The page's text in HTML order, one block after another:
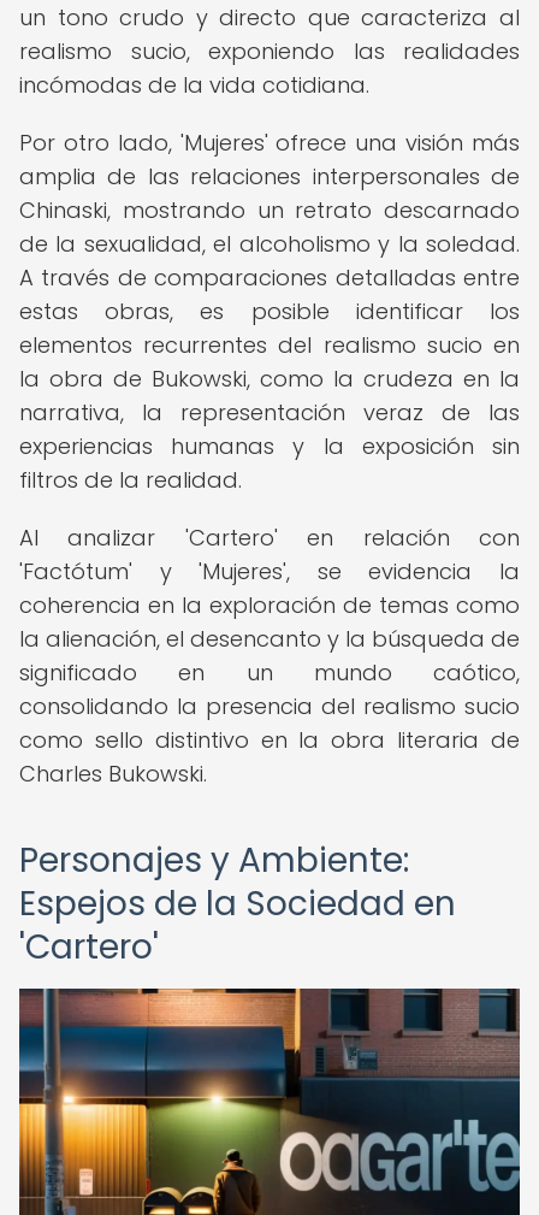
un tono crudo y directo que caracteriza al
realismo sucio, exponiendo las realidades
incómodas de la vida cotidiana.
Por otro lado, 'Mujeres' ofrece una visión más
amplia de las relaciones interpersonales de
Chinaski, mostrando un retrato descarnado
de la sexualidad, el alcoholismo y la soledad.
A través de comparaciones detalladas entre
estas obras, es posible identificar los
elementos recurrentes del realismo sucio en
la obra de Bukowski, como la crudeza en la
narrativa, la representación veraz de las
experiencias humanas y la exposición sin
filtros de la realidad.
Al analizar 'Cartero' en relación con
'Factótum' y 'Mujeres', se evidencia la
coherencia en la exploración de temas como
la alienación, el desencanto y la búsqueda de
significado en un mundo caótico,
consolidando la presencia del realismo sucio
como sello distintivo en la obra literaria de
Charles Bukowski.
Personajes y Ambiente:
Espejos de la Sociedad en
'Cartero'